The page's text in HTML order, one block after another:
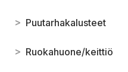
> Puutarhakalusteet
> Ruokahuone/keittiö